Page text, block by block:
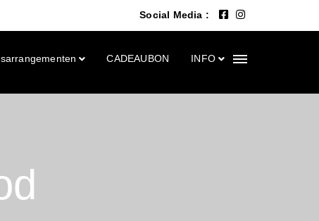
Social Media :
CADEAUBON INFO